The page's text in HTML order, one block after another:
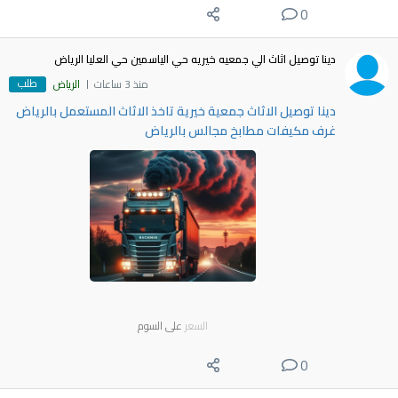
0
دينا توصيل اثاث الي جمعيه خيريه حي الياسمين حي العليا الرياض
منذ 3 ساعات
الرياض طلب
دينا توصيل الاثاث جمعية خيرية تاخذ الاثاث المستعمل بالرياض
غرف مكيفات مطابخ مجالس بالرياض
السعر على السوم
0